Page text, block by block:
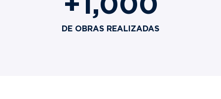
+ 1,000
DE OBRAS REALIZADAS